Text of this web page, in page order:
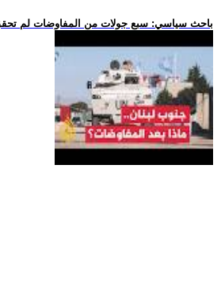
.. باحث سياسي: سبع جولات من المفاوضات لم